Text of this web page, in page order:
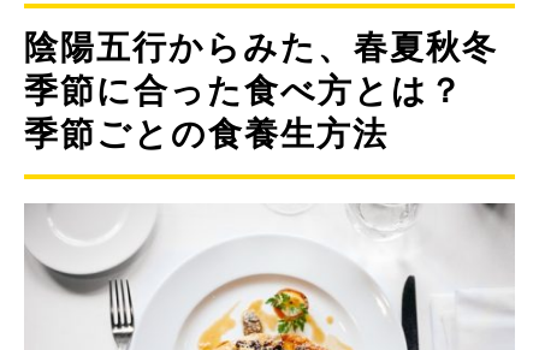
陰陽五行からみた、春夏秋冬
季節に合った食べ方とは？
季節ごとの食養生方法